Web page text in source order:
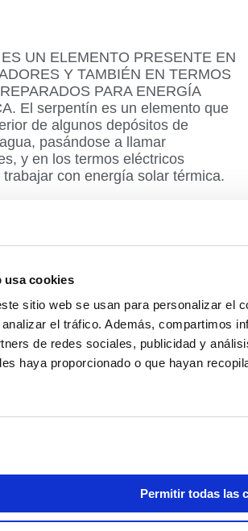
usa cookies
sitio web se usan para personalizar el
el tráfico. Además, compartimos
de redes sociales, publicidad y
haya proporcionado o que hayan
Permitir todas las
UN ELEMENTO PRESENTE EN
Y TAMBIÉN EN TERMOS
PARA ENERGÍA
El serpentín es un elemento que
de algunos depósitos de
pasándose a llamar
y en los termos eléctricos
con energía solar térmica.
para Energía
LA GAMA DE TERMOS
INDICADA PARA
DE ENERGÍA SOLAR TÉRMICA
dispone de una gama de termos
debes saber sobre
Solar Térmica